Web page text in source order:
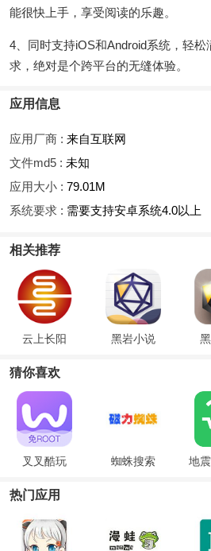
能很快上手，享受阅读的乐趣。
4、同时支持iOS和Android系统，轻
求，绝对是个跨平台的无缝体验。
应用信息
应用厂商 : 来自互联网
文件md5 : 未知
应用大小 : 79.01M
系统要求 : 需要支持安卓系统4.0以上
相关推荐
云上长阳 黑岩小说
猜你喜欢
叉叉酷玩 蜘蛛搜索 地
热门应用